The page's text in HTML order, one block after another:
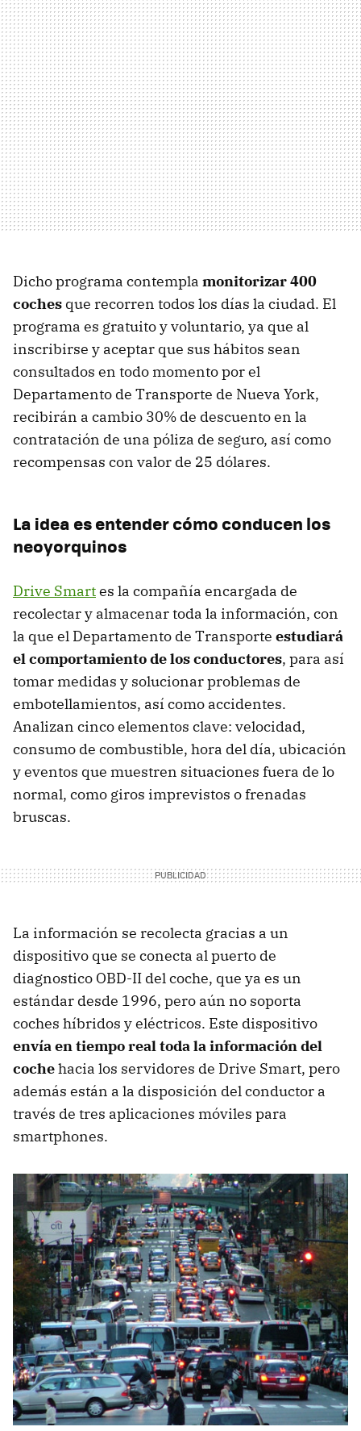
Dicho programa contempla monitorizar 400
coches que recorren todos los días la ciudad. El
programa es gratuito y voluntario, ya que al
inscribirse y aceptar que sus hábitos sean
consultados en todo momento por el
Departamento de Transporte de Nueva York,
recibirán a cambio 30% de descuento en la
contratación de una póliza de seguro, así como
recompensas con valor de 25 dólares.
La idea es entender cómo conducen los
neoyorquinos
Drive Smartes la compañía encargada de
recolectar y almacenar toda la información, con
la que el Departamento de Transporte estudiará
el comportamiento de los conductores, para así
tomar medidas y solucionar problemas de
embotellamientos, así como accidentes.
Analizan cinco elementos clave: velocidad,
consumo de combustible, hora del día, ubicación
y eventos que muestren situaciones fuera de lo
normal, como giros imprevistos o frenadas
bruscas.
La información se recolecta gracias a un
dispositivo que se conecta al puerto de
diagnostico OBD-II del coche, que ya es un
estándar desde 1996, pero aún no soporta
coches híbridos y eléctricos. Este dispositivo
envía en tiempo real toda la información del
cochehacia los servidores de Drive Smart, pero
además están a la disposición del conductor a
través de tres aplicaciones móviles para
smartphones.